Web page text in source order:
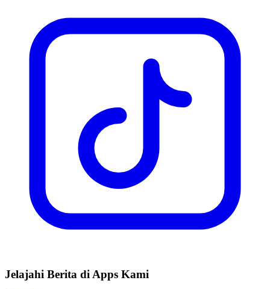
Jelajahi Berita di Apps Kami